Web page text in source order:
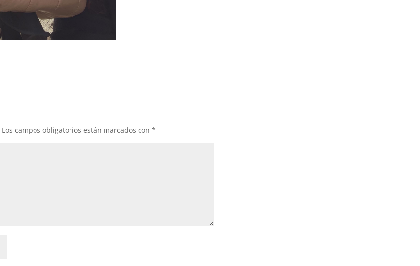
Los campos obligatorios están marcados con*